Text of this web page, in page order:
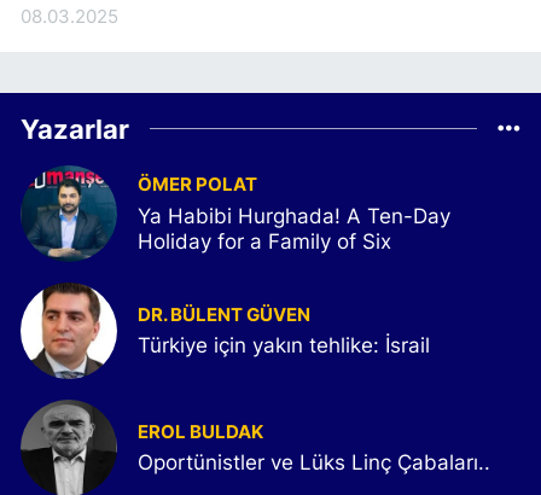
08.03.2025
Yazarlar
ÖMER POLAT
Ya Habibi Hurghada! A Ten-Day
Holiday for a Family of Six
DR. BÜLENT GÜVEN
Türkiye için yakın tehlike: İsrail
EROL BULDAK
Oportünistler ve Lüks Linç Çabaları..